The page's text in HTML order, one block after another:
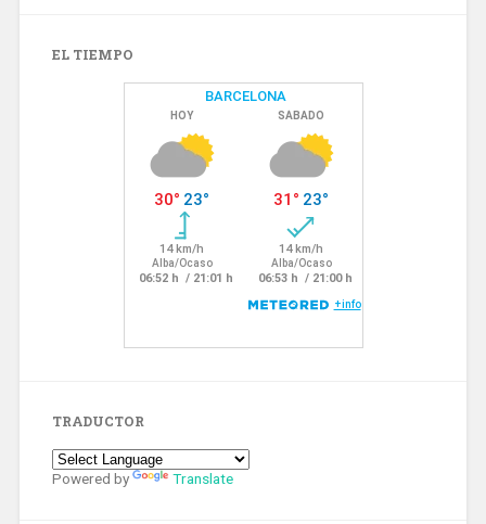
EL TIEMPO
TRADUCTOR
Powered by Translate